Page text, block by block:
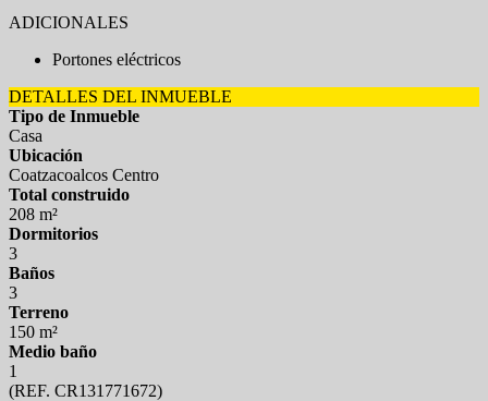
ADICIONALES
Portones eléctricos
DETALLES DEL INMUEBLE
Tipo de Inmueble
Casa
Ubicación
Coatzacoalcos Centro
Total construido
208 m²
Dormitorios
3
Baños
3
Terreno
150 m²
Medio baño
1
(REF. CR131771672)